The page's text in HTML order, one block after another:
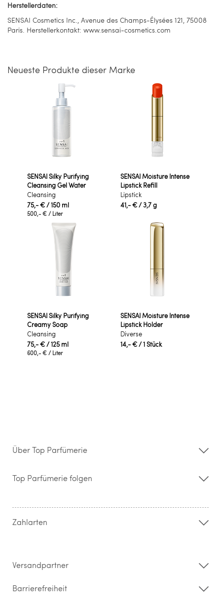
Herstellerdaten:
SENSAI Cosmetics Inc., Avenue des Champs-Élysées 121, 75008
Paris. Herstellerkontakt: www.sensai-cosmetics.com
Neueste Produkte dieser Marke
SENSAI Silky Purifying
Cleansing Gel Water
Cleansing
75,- €/ 150 ml
500,- € / Liter
SENSAI Moisture Intense
Lipstick Refill
Lipstick
41,- €/ 3,7 g
SENSAI Silky Purifying
Creamy Soap
Cleansing
75,- €/ 125 ml
600,- € / Liter
SENSAI Moisture Intense
Lipstick Holder
Diverse
14,- €/ 1 Stück
Über Top Parfümerie
Storefinder
Kontakt
Widerrufsrecht & Rückgabebedingungen
Top Parfümerie folgen
Zahlarten
Versandpartner
Barrierefreiheit